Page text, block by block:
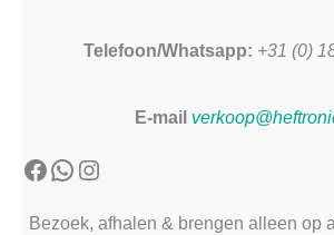
Telefoon/Whatsapp: +31 (0)
E-mail
Facebook
WhatsApp
Instagram
Bezoek, afhalen & brengen alleen op